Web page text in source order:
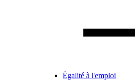
Égalité à l'emploi